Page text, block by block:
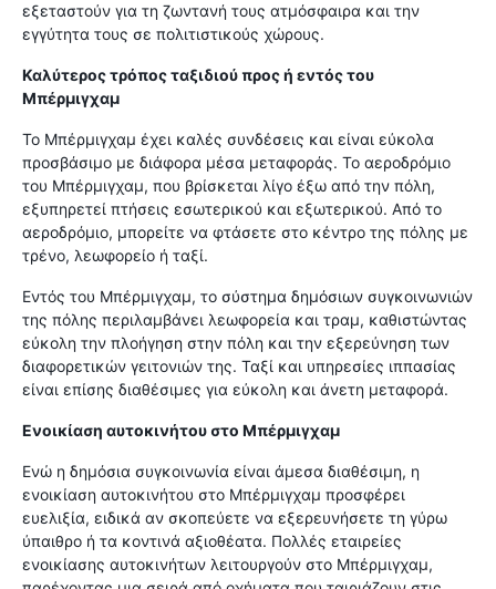
εξεταστούν για τη ζωντανή τους ατμόσφαιρα και την
εγγύτητα τους σε πολιτιστικούς χώρους.
Καλύτερος τρόπος ταξιδιού προς ή εντός του
Μπέρμιγχαμ
Το Μπέρμιγχαμ έχει καλές συνδέσεις και είναι εύκολα
προσβάσιμο με διάφορα μέσα μεταφοράς. Το αεροδρόμιο
του Μπέρμιγχαμ, που βρίσκεται λίγο έξω από την πόλη,
εξυπηρετεί πτήσεις εσωτερικού και εξωτερικού. Από το
αεροδρόμιο, μπορείτε να φτάσετε στο κέντρο της πόλης με
τρένο, λεωφορείο ή ταξί.
Εντός του Μπέρμιγχαμ, το σύστημα δημόσιων συγκοινωνιών
της πόλης περιλαμβάνει λεωφορεία και τραμ, καθιστώντας
εύκολη την πλοήγηση στην πόλη και την εξερεύνηση των
διαφορετικών γειτονιών της. Ταξί και υπηρεσίες ιππασίας
είναι επίσης διαθέσιμες για εύκολη και άνετη μεταφορά.
Ενοικίαση αυτοκινήτου στο Μπέρμιγχαμ
Ενώ η δημόσια συγκοινωνία είναι άμεσα διαθέσιμη, η
ενοικίαση αυτοκινήτου στο Μπέρμιγχαμ προσφέρει
ευελιξία, ειδικά αν σκοπεύετε να εξερευνήσετε τη γύρω
ύπαιθρο ή τα κοντινά αξιοθέατα. Πολλές εταιρείες
ενοικίασης αυτοκινήτων λειτουργούν στο Μπέρμιγχαμ,